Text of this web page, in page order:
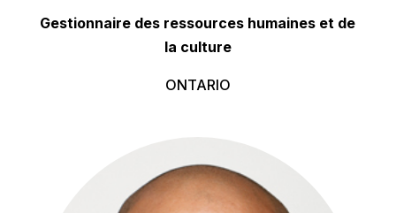
Gestionnaire des ressources humaines et de
la culture
ONTARIO